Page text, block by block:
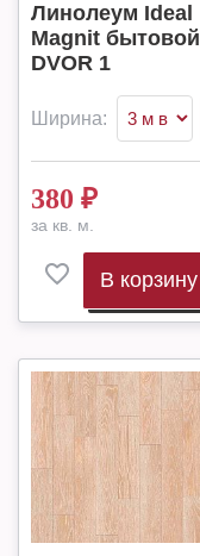
Линолеум Ideal
Magnit бытовой
DVOR 1
Ширина:
380 ₽
за кв. м.
В корзину